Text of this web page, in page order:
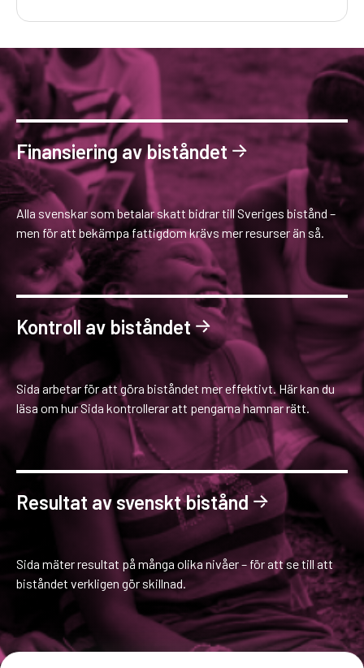
Finansiering av biståndet
Alla svenskar som betalar skatt bidrar till Sveriges bistånd –
men för att bekämpa fattigdom krävs mer resurser än så.
Kontroll av biståndet
Sida arbetar för att göra biståndet mer effektivt. Här kan du
läsa om hur Sida kontrollerar att pengarna hamnar rätt.
Resultat av svenskt bistånd
Sida mäter resultat på många olika nivåer – för att se till att
biståndet verkligen gör skillnad.